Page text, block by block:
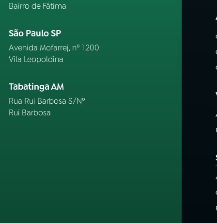
Bairro de Fátima
São Paulo SP
Avenida Mofarrej, nº 1.200
Vila Leopoldina
Tabatinga AM
Rua Rui Barbosa S/Nº
Rui Barbosa